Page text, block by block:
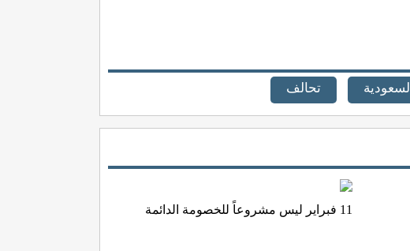
السعودية تحالف
11 فبراير ليس مشروعاً للخصومة الدائمة